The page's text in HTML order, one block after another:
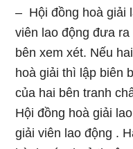
– Hội đồng hoà giải
viên lao động đưa
bên xem xét. Nếu
hoà giải thì lập biên
của hai bên tranh
Hội đồng hoà giải
giải viên lao động .